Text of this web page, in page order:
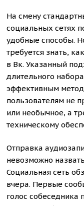
На смену
социальных сетях
удобные способы.
требуется знать,
в Вк. Указанный
длительного
эффективным
пользователям не
или необычное, а
техническому
Отправка
невозможно
Социальная сеть
вчера. Первые
голос собеседника